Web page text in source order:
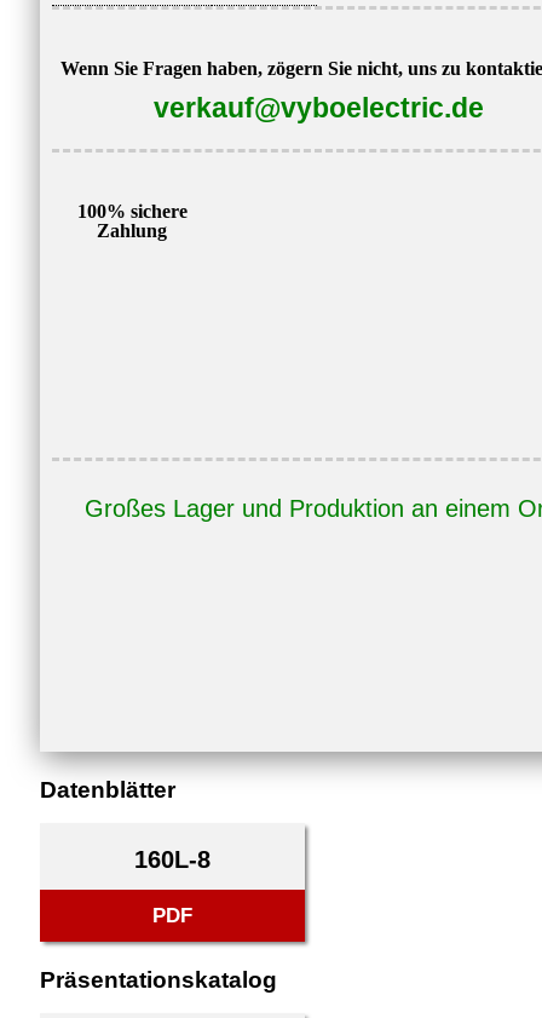
Wenn Sie Fragen haben, zögern Sie nicht, uns zu
verkauf@vyboelectric.de
100% sichere
Zahlung
Großes Lager und Produktion an einem
Datenblätter
160L-8
PDF
Präsentationskatalog